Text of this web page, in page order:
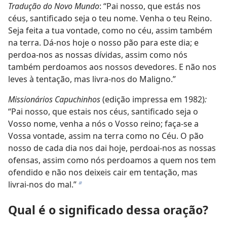
Tradução do Novo Mundo: “Pai nosso, que estás nos
céus, santificado seja o teu nome. Venha o teu Reino.
Seja feita a tua vontade, como no céu, assim também
na terra. Dá-nos hoje o nosso pão para este dia; e
perdoa-nos as nossas dívidas, assim como nós
também perdoamos aos nossos devedores. E não nos
leves à tentação, mas livra-nos do Maligno.”
Missionários Capuchinhos(edição impressa em 1982):
“Pai nosso, que estais nos céus, santificado seja o
Vosso nome, venha a nós o Vosso reino; faça-se a
Vossa vontade, assim na terra como no Céu. O pão
nosso de cada dia nos dai hoje, perdoai-nos as nossas
ofensas, assim como nós perdoamos a quem nos tem
ofendido e não nos deixeis cair em tentação, mas
livrai-nos do mal.”b
Qual é o significado dessa oração?